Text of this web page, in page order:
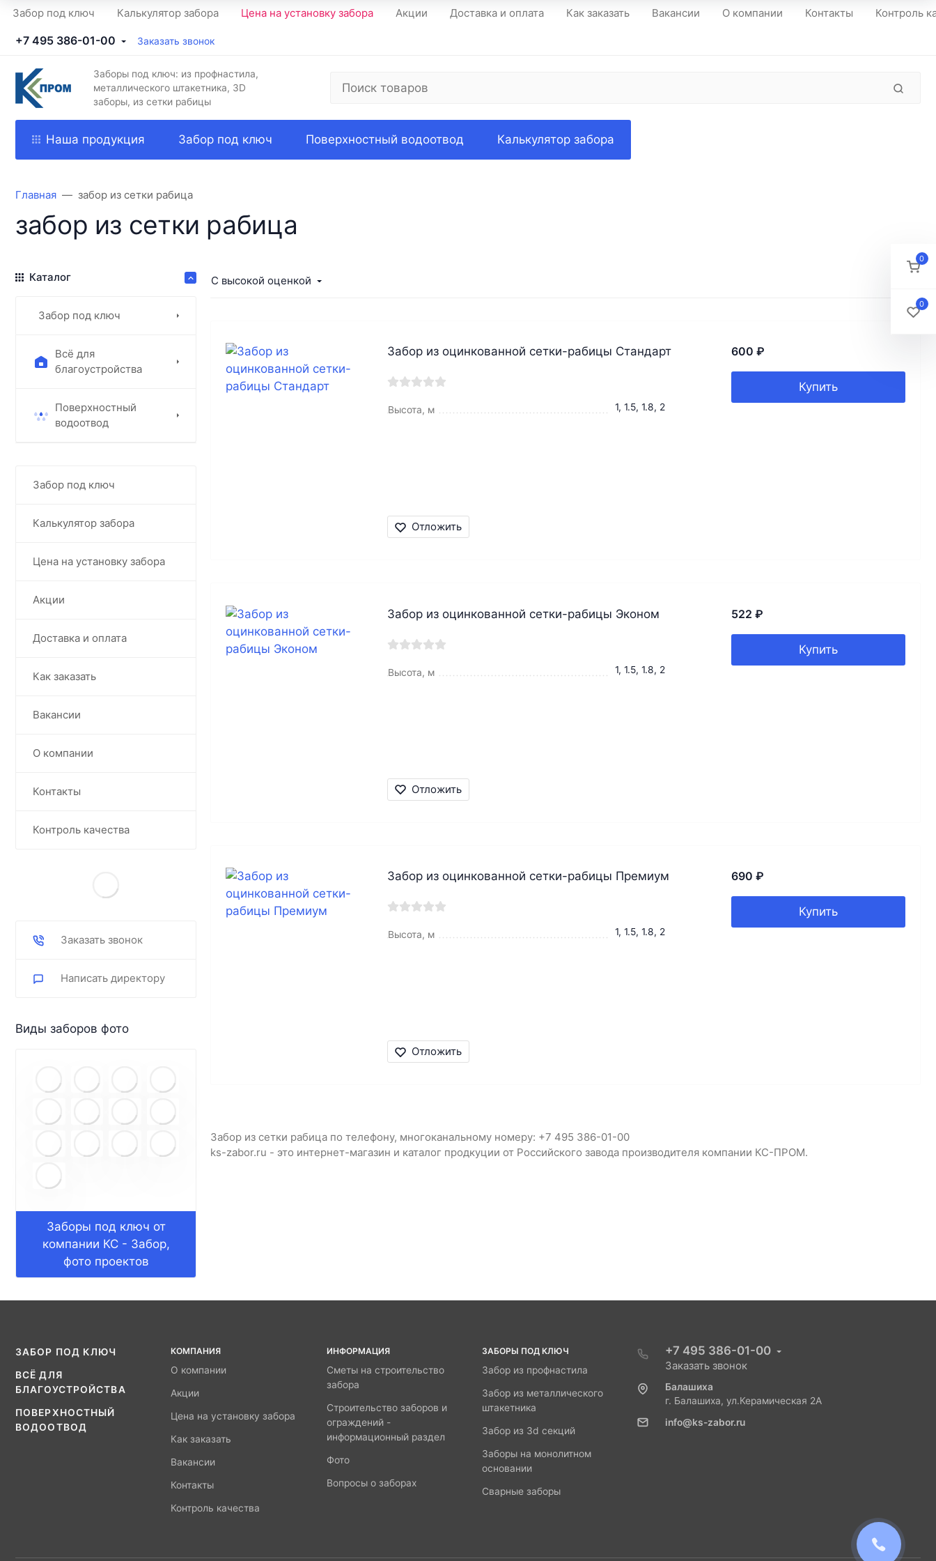
Забор под ключ Калькулятор забора Цена на установку забора Акции Доставка и оплата Как заказать Вакансии О компании Контакты Контроль
+7 495 386-01-00 Заказать звонок
Заборы под ключ: из профнастила,
металлического штакетника, 3D
заборы, из сетки рабицы
Наша продукция Забор под ключ Поверхностный водоотвод Калькулятор забора
Главная забор из сетки рабица
забор из сетки рабица
Каталог
Забор под ключ
Всё для
благоустройства
Поверхностный
водоотвод
Забор под ключ
Калькулятор забора
Цена на установку забора
Акции
Доставка и оплата
Как заказать
Вакансии
О компании
Контакты
Контроль качества
Заказать звонок
Написать директору
Виды заборов фото
Заборы под ключ от
компании КС - Забор,
фото проектов
С высокой оценкой
Забор из оцинкованной сетки-рабицы Стандарт
Высота, м 1, 1.5, 1.8, 2
Отложить
600₽
Купить
Забор из оцинкованной сетки-рабицы Эконом
Высота, м 1, 1.5, 1.8, 2
Отложить
522₽
Купить
Забор из оцинкованной сетки-рабицы Премиум
Высота, м 1, 1.5, 1.8, 2
Отложить
690₽
Купить
Забор из сетки рабица по телефону, многоканальному номеру: +7 495 386-01-00
ks-zabor.ru - это интернет-магазин и каталог продкуции от Российского завода производителя компании КС-ПРОМ.
ЗАБОР ПОД КЛЮЧ
ВСЁ ДЛЯ
БЛАГОУСТРОЙСТВА
ПОВЕРХНОСТНЫЙ
ВОДООТВОД
КОМПАНИЯ
О компании
Акции
Цена на установку забора
Как заказать
Вакансии
Контакты
Контроль качества
ИНФОРМАЦИЯ
Сметы на строительство
забора
Строительство заборов и
ограждений -
информационный раздел
Фото
Вопросы о заборах
ЗАБОРЫ ПОД КЛЮЧ
Забор из профнастила
Забор из металлического
штакетника
Забор из 3d секций
Заборы на монолитном
основании
Сварные заборы
+7 495 386-01-00
Заказать звонок
Балашиха
г. Балашиха, ул.Керамическая 2А
info@ks-zabor.ru
0
0